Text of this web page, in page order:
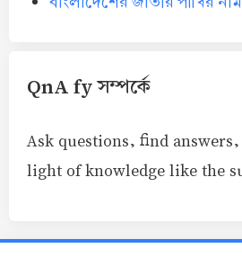
QnA fy সম্পর্কে
Ask questions, find
light of knowledge like the